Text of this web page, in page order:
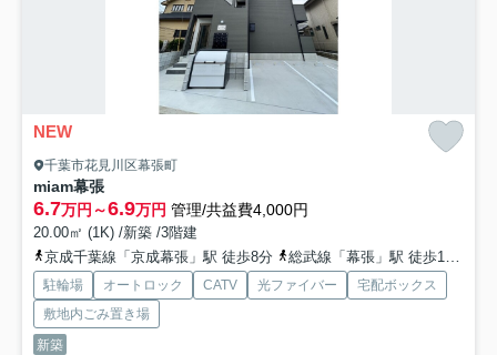
NEW
千葉市花見川区幕張町
miam幕張
6.7万円～6.9万円 管理/共益費4,000円
20.00㎡ (1K) /新築 /3階建
京成千葉線「京成幕張」駅 徒歩8分
総武線「幕張」駅 徒歩10分
駐輪場 オートロック CATV 光ファイバー
宅配ボックス
敷地内ごみ置き場
新築